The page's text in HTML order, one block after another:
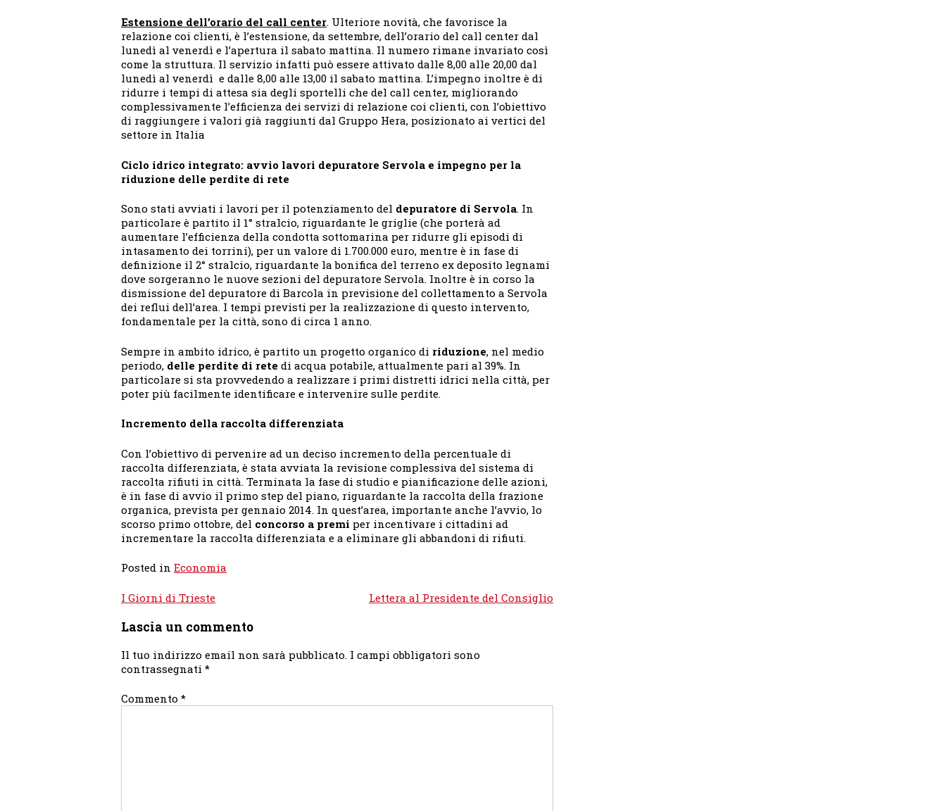
Estensione dell’orario del call center. Ulteriore novità, che favorisce la
relazione coi clienti, è l’estensione, da settembre, dell’orario del call center dal
lunedì al venerdì e l’apertura il sabato mattina. Il numero rimane invariato così
come la struttura. Il servizio infatti può essere attivato dalle 8,00 alle 20,00 dal
lunedì al venerdì e dalle 8,00 alle 13,00 il sabato mattina. L’impegno inoltre è di
ridurre i tempi di attesa sia degli sportelli che del call center, migliorando
complessivamente l’efficienza dei servizi di relazione coi clienti, con l’obiettivo
di raggiungere i valori già raggiunti dal Gruppo Hera, posizionato ai vertici del
settore in Italia
Ciclo idrico integrato: avvio lavori depuratore Servola e impegno per la
riduzione delle perdite di rete
Sono stati avviati i lavori per il potenziamento del depuratore di Servola. In
particolare è partito il 1° stralcio, riguardante le griglie (che porterà ad
aumentare l’efficienza della condotta sottomarina per ridurre gli episodi di
intasamento dei torrini), per un valore di 1.700.000 euro, mentre è in fase di
definizione il 2° stralcio, riguardante la bonifica del terreno ex deposito legnami
dove sorgeranno le nuove sezioni del depuratore Servola. Inoltre è in corso la
dismissione del depuratore di Barcola in previsione del collettamento a Servola
dei reflui dell’area. I tempi previsti per la realizzazione di questo intervento,
fondamentale per la città, sono di circa 1 anno.
Sempre in ambito idrico, è partito un progetto organico di riduzione, nel medio
periodo, delle perdite di rete di acqua potabile, attualmente pari al 39%. In
particolare si sta provvedendo a realizzare i primi distretti idrici nella città, per
poter più facilmente identificare e intervenire sulle perdite.
Incremento della raccolta differenziata
Con l’obiettivo di pervenire ad un deciso incremento della percentuale di
raccolta differenziata, è stata avviata la revisione complessiva del sistema di
raccolta rifiuti in città. Terminata la fase di studio e pianificazione delle azioni,
è in fase di avvio il primo step del piano, riguardante la raccolta della frazione
organica, prevista per gennaio 2014. In quest’area, importante anche l’avvio, lo
scorso primo ottobre, del concorso a premi per incentivare i cittadini ad
incrementare la raccolta differenziata e a eliminare gli abbandoni di rifiuti.
Posted in Economia
Navigazione
I Giorni di Trieste Lettera al Presidente del Consiglio
Lascia un commento
Il tuo indirizzo email non sarà pubblicato. I campi obbligatori sono
contrassegnati *
Commento *